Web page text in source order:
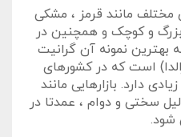
مختلف مانند قرمز ، مشکی
بزرگ و کوچک و همچنین در
بهترین نمونه آن گرانیت
است که در کشورهای
دارد. بازارهایی مانند
سختی و دوام ، عمدتا در
شود.